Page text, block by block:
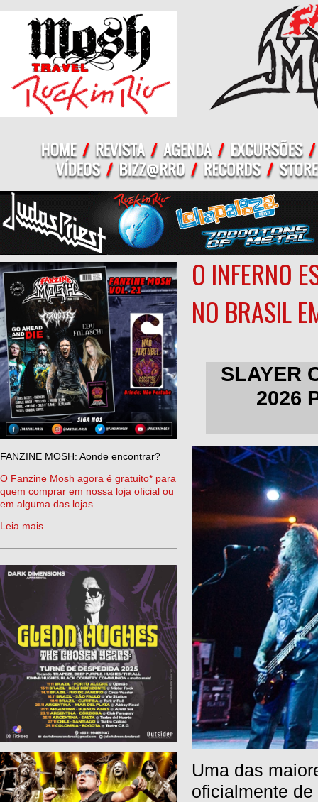
FANZINE MOSH: Aonde encontrar?
O Fanzine Mosh agora é gratuito* para
quem comprar em nossa loja oficial ou
em alguma das lojas...
Leia mais...
O INFERNO
NO BRASIL
SLAYER
2026
Uma das
oficialmente